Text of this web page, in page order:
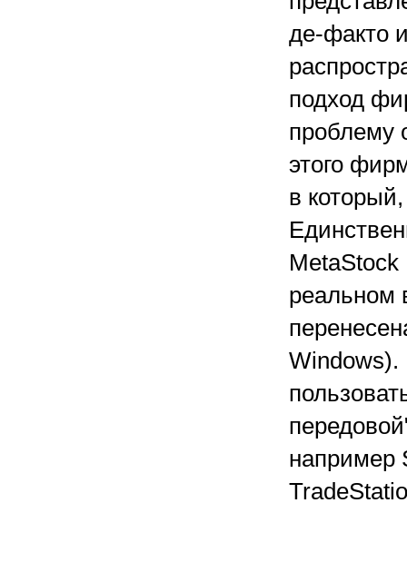
де-факто
подход
проблему
этого
в
реальном
Windows).
например